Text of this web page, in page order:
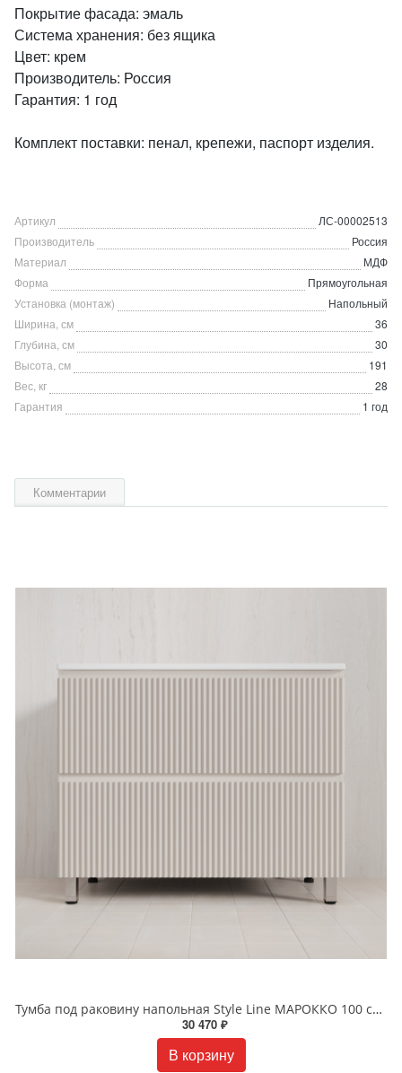
Покрытие фасада: эмаль
Система хранения: без ящика
Цвет: крем
Производитель: Россия
Гарантия: 1 год
Комплект поставки: пенал, крепежи, паспорт изделия.
Артикул
ЛС-00002513
Производитель
Россия
Материал
МДФ
Форма
Прямоугольная
Установка (монтаж)
Напольный
Ширина, см
36
Глубина, см
30
Высота, см
191
Вес, кг
28
Гарантия
1 год
Комментарии
Тумба под раковину напольная Style Line МАРОККО 100 см ЛС-00002509 крем
30 470 ₽
В корзину